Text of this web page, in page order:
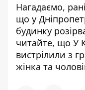
Нагадаємо,
що у
будинку
читайте, що У
вистрілили з
жінка та